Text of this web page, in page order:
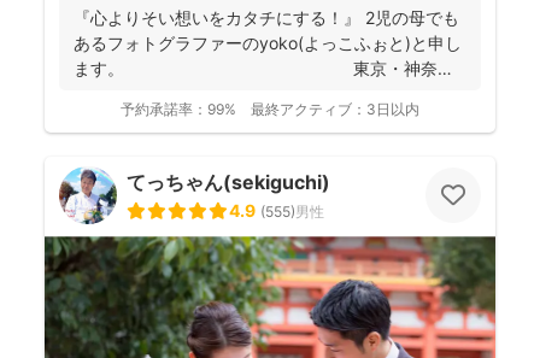
『心よりそい想いをカタチにする！』 2児の母でも
あるフォトグラファーのyoko(よっこふぉと)と申し
ます。 東京・神奈
予約承諾率： 99% 最終アクティブ： 3日以内
てっちゃん(sekiguchi)
4.9 (555)男性